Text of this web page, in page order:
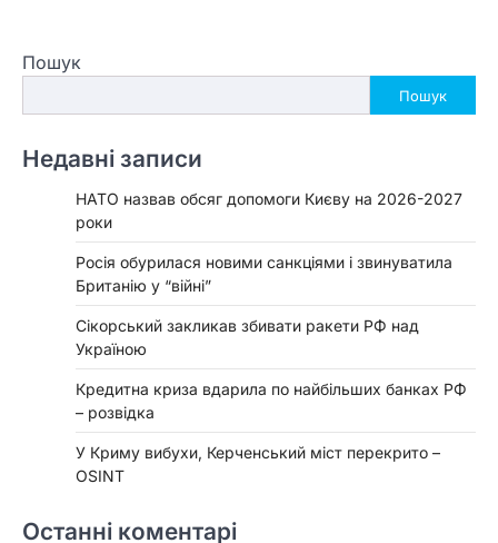
Пошук
Пошук
Недавні записи
НАТО назвав обсяг допомоги Києву на 2026-2027
роки
Росія обурилася новими санкціями і звинуватила
Британію у “війні”
Сікорський закликав збивати ракети РФ над
Україною
Кредитна криза вдарила по найбільших банках РФ
– розвідка
У Криму вибухи, Керченський міст перекрито –
OSINT
Останні коментарі